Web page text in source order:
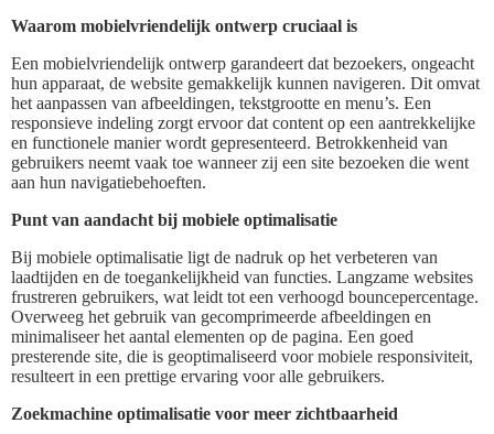
Waarom mobielvriendelijk ontwerp cruciaal is
Een mobielvriendelijk ontwerp garandeert dat bezoekers, ongeacht
hun apparaat, de website gemakkelijk kunnen navigeren. Dit omvat
het aanpassen van afbeeldingen, tekstgrootte en menu’s. Een
responsieve indeling zorgt ervoor dat content op een aantrekkelijke
en functionele manier wordt gepresenteerd. Betrokkenheid van
gebruikers neemt vaak toe wanneer zij een site bezoeken die went
aan hun navigatiebehoeften.
Punt van aandacht bij mobiele optimalisatie
Bij mobiele optimalisatie ligt de nadruk op het verbeteren van
laadtijden en de toegankelijkheid van functies. Langzame websites
frustreren gebruikers, wat leidt tot een verhoogd bouncepercentage.
Overweeg het gebruik van gecomprimeerde afbeeldingen en
minimaliseer het aantal elementen op de pagina. Een goed
presterende site, die is geoptimaliseerd voor mobiele responsiviteit,
resulteert in een prettige ervaring voor alle gebruikers.
Zoekmachine optimalisatie voor meer zichtbaarheid